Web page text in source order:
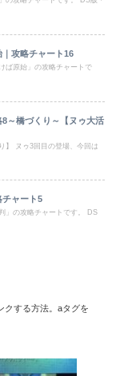
｜攻略チャート16
ば原始」の攻略チャートで
8～橋づくり～【ヌゥ大活
】 ヌゥ3回目の登場、今回は
チャート5
」の攻略チャートです。 DS
クする方法。aタグを